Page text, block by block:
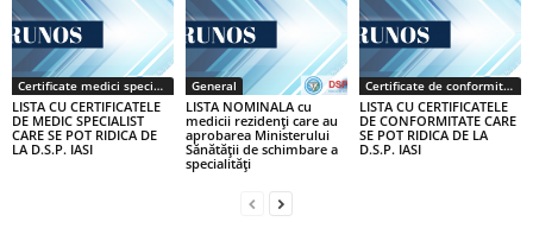
Certificate medici specialiști / primari
LISTA CU CERTIFICATELE
DE MEDIC SPECIALIST
CARE SE POT RIDICA DE
LA D.S.P. IASI
General
LISTA NOMINALA cu
medicii rezidenţi care au
aprobarea Ministerului
Sănătăţii de schimbare a
specialităţi
Certificate de conformitate
LISTA CU CERTIFICATELE
DE CONFORMITATE CARE
SE POT RIDICA DE LA
D.S.P. IASI